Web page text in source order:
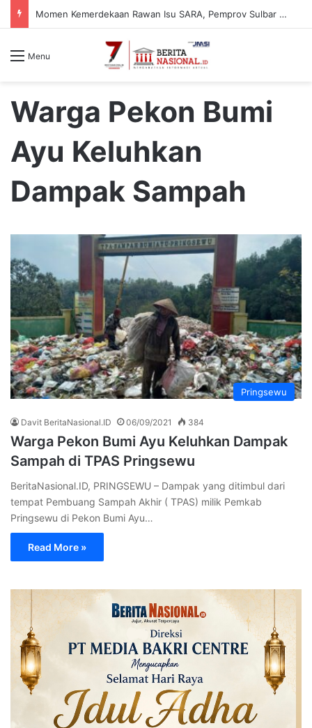
Momen Kemerdekaan Rawan Isu SARA, Pemprov Sulbar Perkuat Literasi Digital Warga
Menu
Warga Pekon Bumi
Ayu Keluhkan
Dampak Sampah
Pringsewu
Davit BeritaNasional.ID 06/09/2021 384
Warga Pekon Bumi Ayu Keluhkan Dampak
Sampah di TPAS Pringsewu
BeritaNasional.ID, PRINGSEWU – Dampak yang ditimbul dari
tempat Pembuang Sampah Akhir ( TPAS) milik Pemkab
Pringsewu di Pekon Bumi Ayu…
Read More »